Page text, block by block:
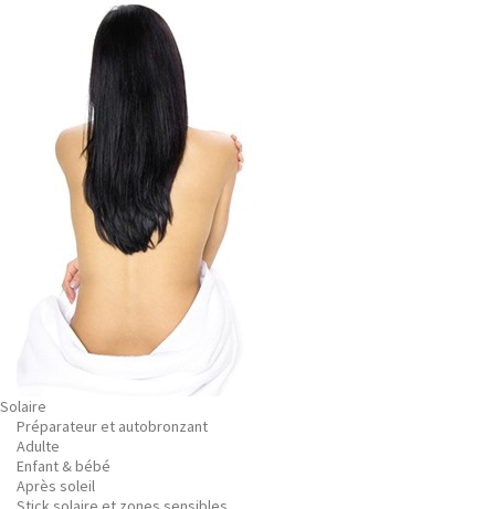
Solaire
Préparateur et autobronzant
Adulte
Enfant & bébé
Après soleil